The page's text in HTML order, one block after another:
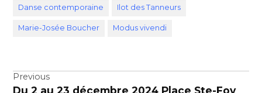
Danse contemporaine Ilot des Tanneurs
Marie-Josée Boucher Modus vivendi
Navigation
Previous
Du 2 au 23 décembre 2024 Place Ste-Foy